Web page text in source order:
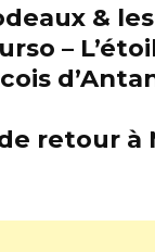
&
–
retour